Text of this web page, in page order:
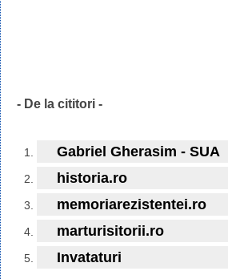
- De la cititori -
Gabriel Gherasim - SUA
historia.ro
memoriarezistentei.ro
marturisitorii.ro
Invataturi